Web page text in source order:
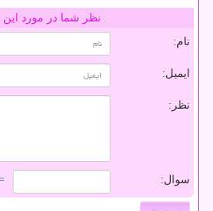
نظر شما در مورد
نام:
ایمیل:
نظر:
سوال: = ۱